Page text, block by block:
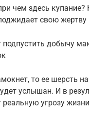
чем здесь
свою
подпустить добычу
то ее шерсть
услышан. И в
реальную угрозу